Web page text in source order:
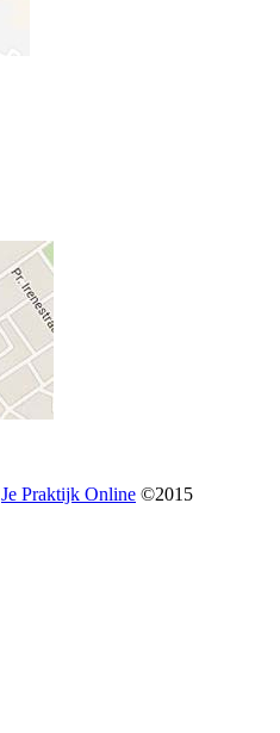
Je Praktijk Online ©2015